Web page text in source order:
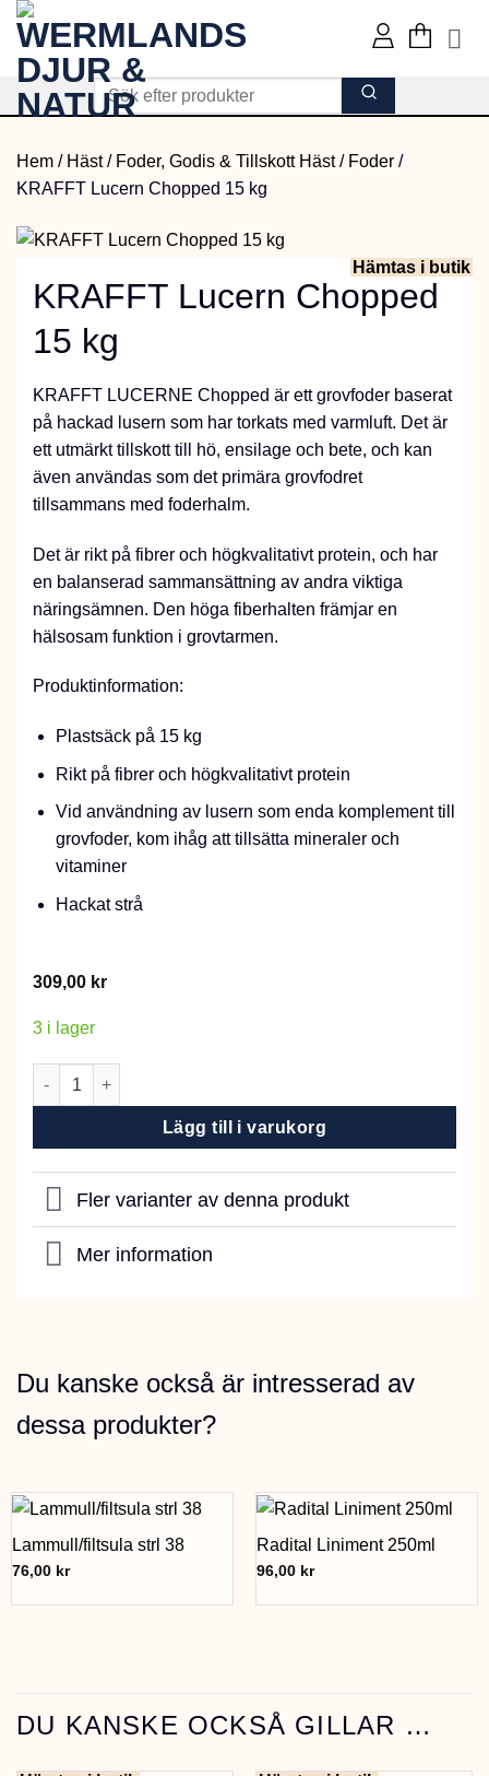
Skip
content
Hem / Häst/ Foder, Godis & Tillskott Häst/ Foder /
KRAFFT Lucern Chopped 15 kg
Hämtas i butik
KRAFFT Lucern Chopped
15 kg
KRAFFT LUCERNE Chopped är ett grovfoder baserat
på hackad lusern som har torkats med varmluft. Det är
ett utmärkt tillskott till hö, ensilage och bete, och kan
även användas som det primära grovfodret
tillsammans med foderhalm.
Det är rikt på fibrer och högkvalitativt protein, och har
en balanserad sammansättning av andra viktiga
näringsämnen. Den höga fiberhalten främjar en
hälsosam funktion i grovtarmen.
Produktinformation:
Plastsäck på 15 kg
Rikt på fibrer och högkvalitativt protein
Vid användning av lusern som enda komplement till
grovfoder, kom ihåg att tillsätta mineraler och
vitaminer
Hackat strå
309,00 kr
3 i lager
KRAFFT Lucern Chopped 15 kg mängd
Lägg till i varukorg
Fler varianter av denna produkt
Mer information
Du kanske också är intresserad av
dessa produkter?
Lammull/filtsula strl 38
76,00 kr
Radital Liniment 250ml
96,00 kr
DU KANSKE OCKSÅ GILLAR …